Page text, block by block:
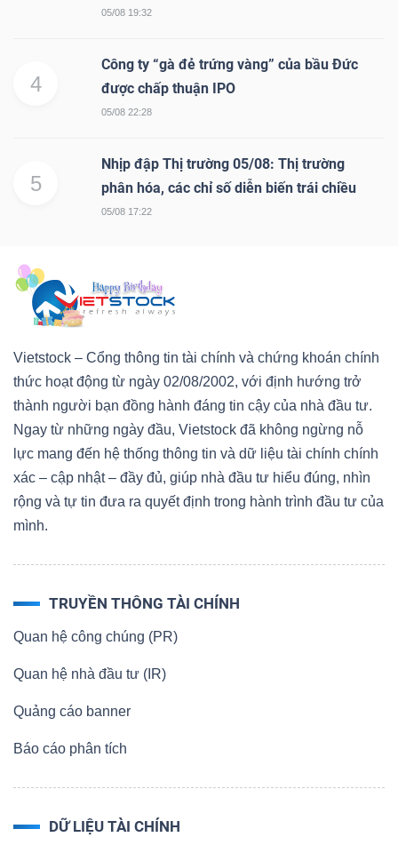
05/08 19:32
4
Công ty “gà đẻ trứng vàng” của bầu Đức
được chấp thuận IPO
05/08 22:28
5
Nhịp đập Thị trường 05/08: Thị trường
phân hóa, các chỉ số diễn biến trái chiều
05/08 17:22
Vietstock – Cổng thông tin tài chính và chứng khoán chính
thức hoạt động từ ngày 02/08/2002, với định hướng trở
thành người bạn đồng hành đáng tin cậy của nhà đầu tư.
Ngay từ những ngày đầu, Vietstock đã không ngừng nỗ
lực mang đến hệ thống thông tin và dữ liệu tài chính chính
xác – cập nhật – đầy đủ, giúp nhà đầu tư hiểu đúng, nhìn
rộng và tự tin đưa ra quyết định trong hành trình đầu tư của
mình.
TRUYỀN THÔNG TÀI CHÍNH
Quan hệ công chúng (PR)
Quan hệ nhà đầu tư (IR)
Quảng cáo banner
Báo cáo phân tích
DỮ LIỆU TÀI CHÍNH